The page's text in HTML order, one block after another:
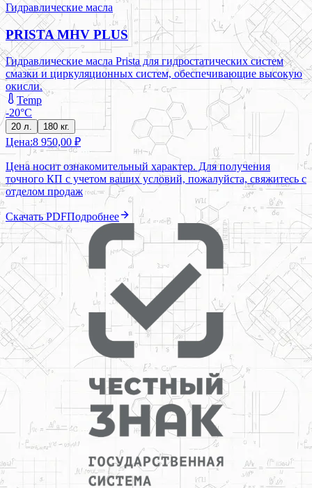
Гидравлические масла
PRISTA MHV PLUS
Гидравлические масла Prista для гидростатических систем
смазки и циркуляционных систем, обеспечивающие высокую
окисли.
Temp
-20°C
20 л. 180 кг.
Цена:8 950,00 ₽
Цена носит ознакомительный характер. Для получения
точного КП с учетом ваших условий, пожалуйста, свяжитесь с
отделом продаж
Скачать PDFПодробнее